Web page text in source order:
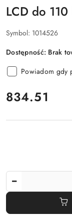
LCD do
Symbol: 1014526
Dostępność: Brak
Powiadom gdy
cena:
834.51